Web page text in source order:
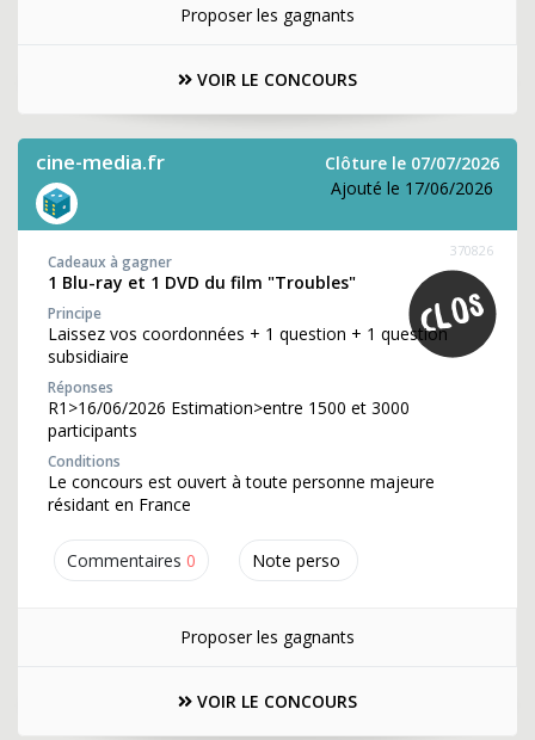
Proposer les gagnants
VOIR LE CONCOURS
cine-media.fr
Clôture le 07/07/2026
Ajouté le 17/06/2026
Commentaires 0 Note perso
370826
Cadeaux à gagner
1 Blu-ray et 1 DVD du film "Troubles"
Principe
Laissez vos coordonnées + 1 question + 1 question
subsidiaire
Réponses
R1>16/06/2026 Estimation>entre 1500 et 3000
participants
Conditions
Le concours est ouvert à toute personne majeure
résidant en France
Proposer les gagnants
VOIR LE CONCOURS